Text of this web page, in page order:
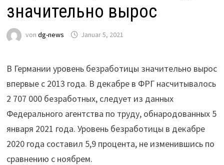
значительно вырос
von dg-news Januar 5, 2021
В Германии уровень безработицы значительно вырос
впервые с 2013 года. В декабре в ФРГ насчитывалось
2 707 000 безработных, следует из данных
Федерального агентства по труду, обнародованных 5
января 2021 года. Уровень безработицы в декабре
2020 года составил 5,9 процента, не изменившись по
сравнению с ноябрем.